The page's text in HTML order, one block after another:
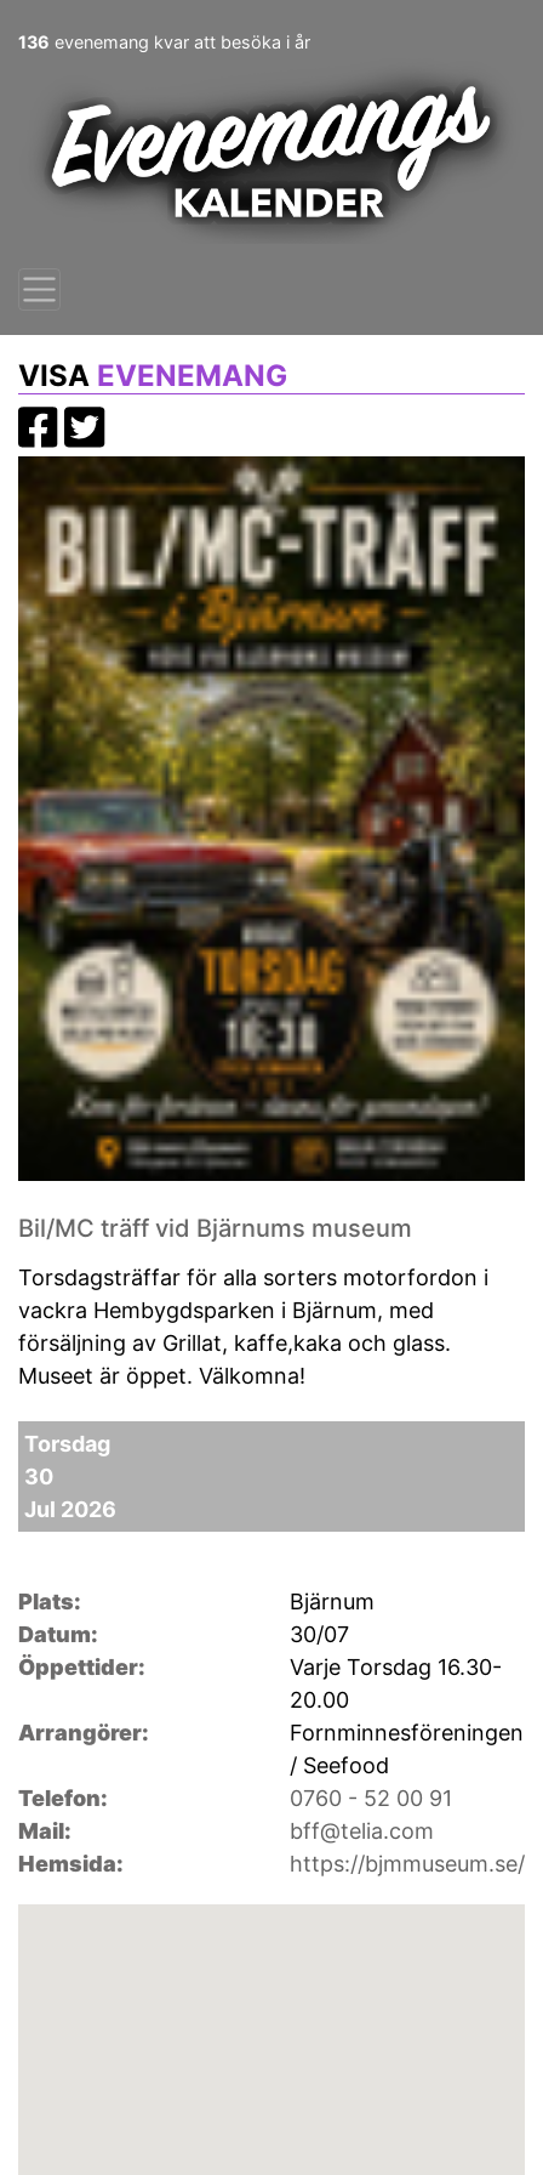
136 evenemang kvar att besöka i år
VISA EVENEMANG
Bil/MC träff vid Bjärnums museum
Torsdagsträffar för alla sorters motorfordon i
vackra Hembygdsparken i Bjärnum, med
försäljning av Grillat, kaffe,kaka och glass.
Museet är öppet. Välkomna!
Torsdag
30
Jul 2026
Plats:
Bjärnum
Datum:
30/07
Öppettider:
Varje Torsdag 16.30-
20.00
Arrangörer:
Fornminnesföreningen
/ Seefood
Telefon:
0760 - 52 00 91
Mail:
bff@telia.com
Hemsida:
https://bjmmuseum.se/